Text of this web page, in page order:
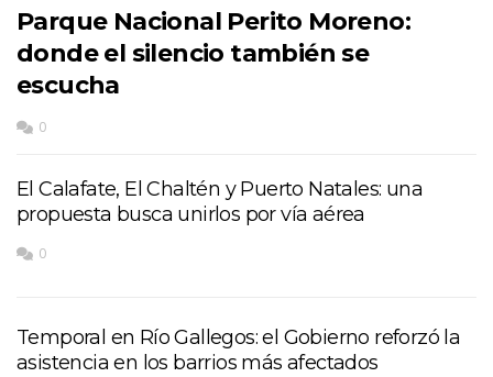
Parque Nacional Perito Moreno:
donde el silencio también se
escucha
0
El Calafate, El Chaltén y Puerto Natales: una
propuesta busca unirlos por vía aérea
0
Temporal en Río Gallegos: el Gobierno reforzó la
asistencia en los barrios más afectados